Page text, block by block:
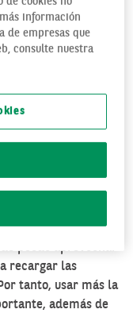
motor eléctrico y
frente a otras
el eléctrico sea
a los
es que
de gases
llenar el depósito de
puede aprovechar
recargar las
tanto, usar más la
además de
información
de empresas que
consulte nuestra